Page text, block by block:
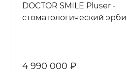
DOCTOR SMILE Pluser -
стоматологический
4 990 000 ₽